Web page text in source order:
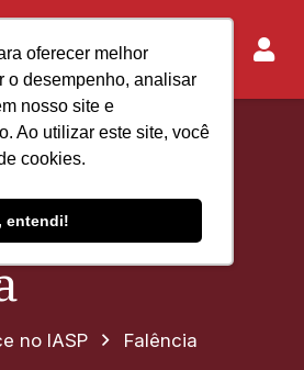
oferecer melhor
o desempenho, analisar
nosso site e
Ao utilizar este site, você
cookies.
entendi!
no IASP Falência